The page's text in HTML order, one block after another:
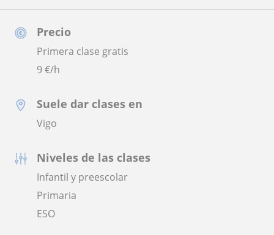
Precio
Primera clase gratis
9€/h
Suele dar clases en
Vigo
Niveles de las clases
Infantil y preescolar
Primaria
ESO